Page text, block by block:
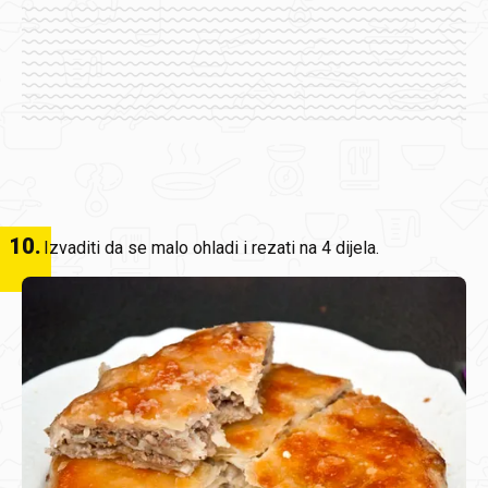
10. Izvaditi da se malo ohladi i rezati na 4 dijela.